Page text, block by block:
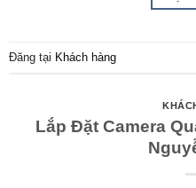
Đăng tại Khách hàng
Lắp Đặt Camera